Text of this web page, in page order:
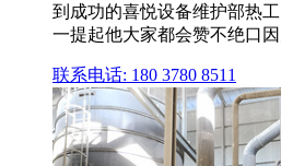
到成功的喜悦设备维护部热
一提起他大家都会赞不绝口
联系电话: 180 3780 8511